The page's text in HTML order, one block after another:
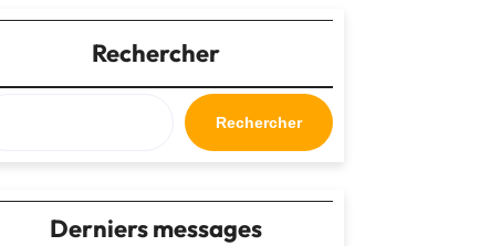
Rechercher
Rechercher
Derniers messages